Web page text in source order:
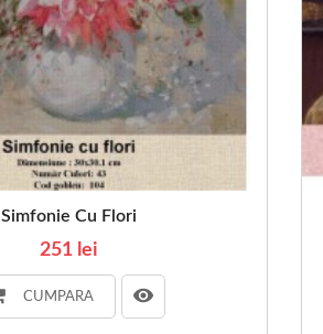
Simfonie Cu Flori
251 lei
CUMPARA